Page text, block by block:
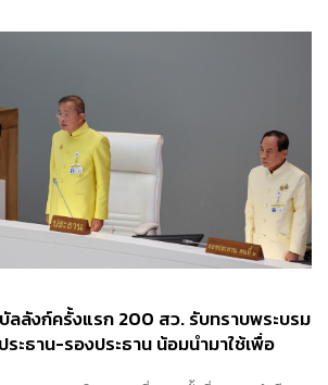
ลลังก์ครั้งแรก 200 สว. รับทราบพระบรม
ะธาน-รองประธาน น้อมนำมาใช้เพื่อ